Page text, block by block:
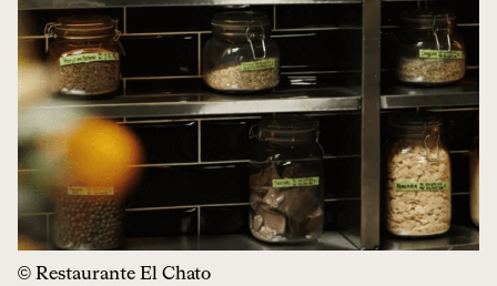
© Restaurante El Chato